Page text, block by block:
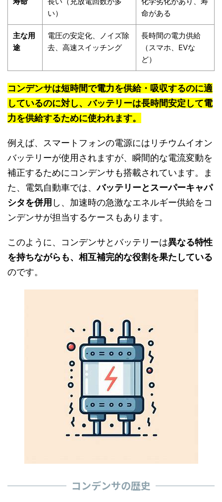
い）
命がある
主な用
途
電圧の安定化、ノイズ除
去、高速スイッチング
長時間の電力供給
（スマホ、EVな
ど）
コンデンサは短時間で電力を供給・吸収するのに適
しているのに対し、バッテリーは長時間安定して電
力を供給するために使われます。
例えば、スマートフォンの電源にはリチウムイオン
バッテリーが使用されますが、瞬間的な電流変動を
補正するためにコンデンサも搭載されています。ま
た、電気自動車では、バッテリーとスーパーキャパ
シタを併用 し、加速時の急激なエネルギー供給をコ
ンデンサが担当するケースもあります。
このように、コンデンサとバッテリーは異なる特性
を持ちながらも、相互補完的な役割を果たしている
のです。
コンデンサの歴史